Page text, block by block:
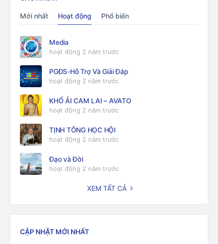
Mới nhất Hoạt động Phổ biến
Media
hoạt động 2 năm trước
PGĐS-Hỗ Trợ Và Giải Đáp
hoạt động 2 năm trước
KHỔ ẢI CAM LAI – AVATO
hoạt động 2 năm trước
TỊNH TÔNG HỌC HỘI
hoạt động 2 năm trước
Đạo và Đời
hoạt động 2 năm trước
XEM TẤT CẢ
CẬP NHẬT MỚI NHẤT